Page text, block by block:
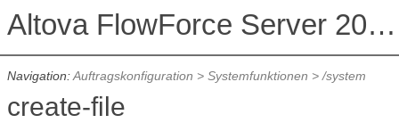
Altova FlowForce Server 2026 Advanced Edition
Navigation:Auftragskonfiguration > Systemfunktionen >/system
create-file